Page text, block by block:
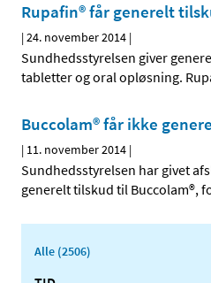
Rupafin® får generelt
|24. november 2014 |
Sundhedsstyrelsen giver
tabletter og oral opløsning.
Buccolam® får ikke
| 11. november 2014 |
Sundhedsstyrelsen har givet
generelt tilskud til Buccolam®,
Alle (2506)